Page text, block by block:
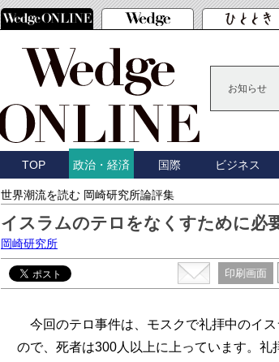
お知らせ
TOP 政治・経済 国際 ビジネス
世界潮流を読む 岡崎研究所論評集
イスラムのテロをなくすために必
岡崎研究所
印刷画面
今回のテロ事件は、モスクで礼拝中のイ
ので、死者は300人以上に上っています。